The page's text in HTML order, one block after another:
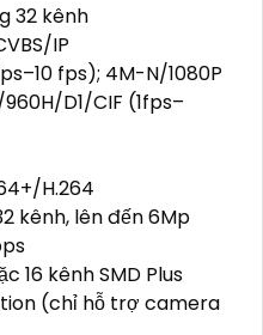
32 kênh
IP
fps); 4M-N/1080P
D1/CIF (1fps–
H.264
kênh, lên đến 6Mp
16 kênh SMD Plus
(chỉ hỗ trợ camera